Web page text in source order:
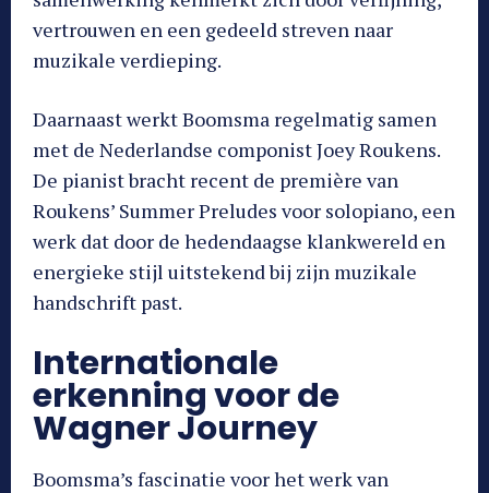
vertrouwen en een gedeeld streven naar
muzikale verdieping.
Daarnaast werkt Boomsma regelmatig samen
met de Nederlandse componist Joey Roukens.
De pianist bracht recent de première van
Roukens’ Summer Preludes voor solopiano, een
werk dat door de hedendaagse klankwereld en
energieke stijl uitstekend bij zijn muzikale
handschrift past.
Internationale
erkenning voor de
Wagner Journey
Boomsma’s fascinatie voor het werk van